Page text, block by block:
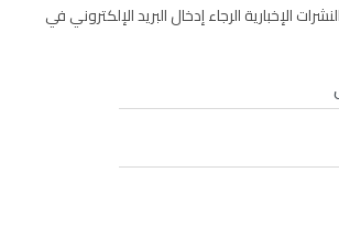
الإخبارية الرجاء إدخال البريد الإلكتروني في